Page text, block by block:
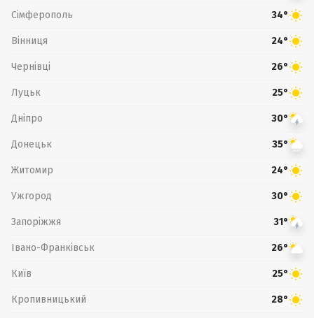
Сімферополь 34°
Вінниця 24°
Чернівці 26°
Луцьк 25°
Дніпро 30°
Донецьк 35°
Житомир 24°
Ужгород 30°
Запоріжжя 31°
Івано-Франківськ 26°
Київ 25°
Кропивницький 28°